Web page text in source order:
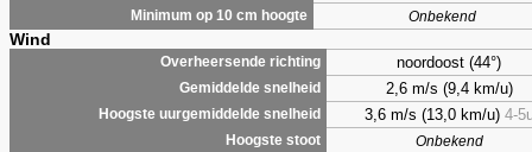
Minimum op 10 cm hoogte Onbekend
Wind
Overheersende richting noordoost (44°)
Gemiddelde snelheid 2,6 m/s (9,4 km/u)
Hoogste uurgemiddelde snelheid 3,6 m/s (13,0 km/u) 4-
Hoogste stoot Onbekend